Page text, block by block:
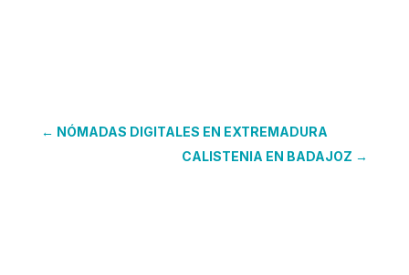
← NÓMADAS DIGITALES EN EXTREMADURA
CALISTENIA EN BADAJOZ →